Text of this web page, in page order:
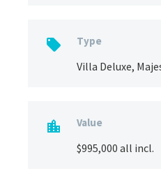
 Type
Villa Deluxe,
 Value
$995,000 all incl.